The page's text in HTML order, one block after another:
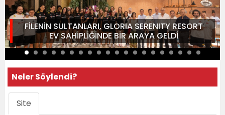
FİLENİN SULTANLARI, GLORIA SERENITY RESORT
EV SAHİPLİĞİNDE BİR ARAYA GELDİ
Neler Söylendi?
Site